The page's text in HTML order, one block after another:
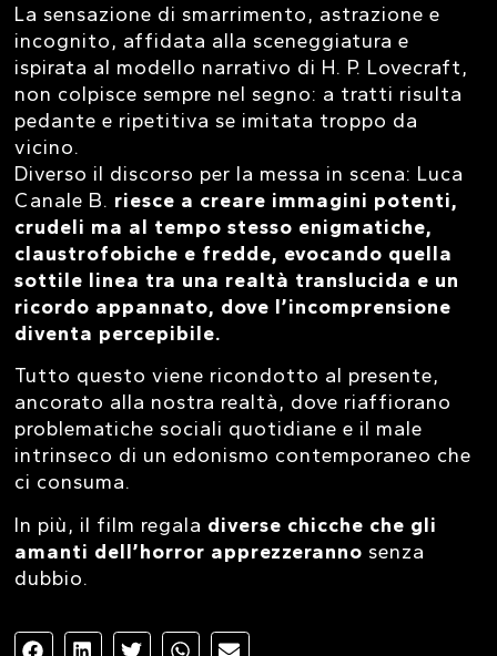
La sensazione di smarrimento, astrazione e
incognito, affidata alla sceneggiatura e
ispirata al modello narrativo di H. P. Lovecraft,
non colpisce sempre nel segno: a tratti risulta
pedante e ripetitiva se imitata troppo da
vicino.
Diverso il discorso per la messa in scena: Luca
Canale B. riesce a creare immagini potenti,
crudeli ma al tempo stesso enigmatiche,
claustrofobiche e fredde, evocando quella
sottile linea tra una realtà translucida e un
ricordo appannato, dove l’incomprensione
diventa percepibile.
Tutto questo viene ricondotto al presente,
ancorato alla nostra realtà, dove riaffiorano
problematiche sociali quotidiane e il male
intrinseco di un edonismo contemporaneo che
ci consuma.
In più, il film regala diverse chicche che gli
amanti dell’horror apprezzeranno senza
dubbio.